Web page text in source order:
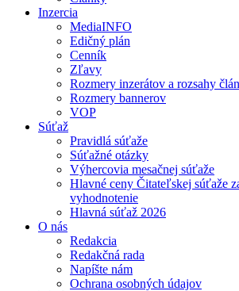
Inzercia
MediaINFO
Edičný plán
Cenník
Zľavy
Rozmery inzerátov a rozsahy
Rozmery bannerov
VOP
Súťaž
Pravidlá súťaže
Súťažné otázky
Výhercovia mesačnej súťaže
Hlavné ceny Čitateľskej súťaže
vyhodnotenie
Hlavná súťaž 2026
O nás
Redakcia
Redakčná rada
Napíšte nám
Ochrana osobných údajov